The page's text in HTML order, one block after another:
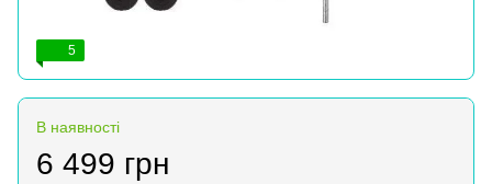
5
В наявності
6 499 грн